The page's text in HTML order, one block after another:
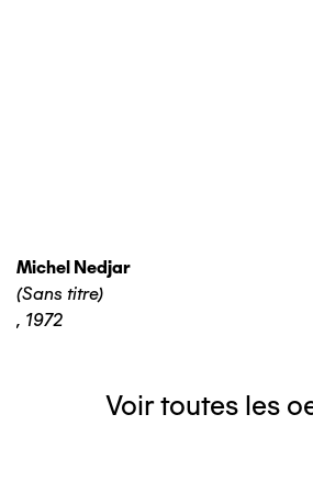
Michel Nedjar
(Sans titre)
, 1972
Voir toutes les